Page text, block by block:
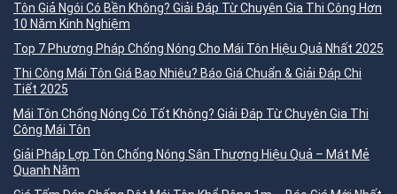
Tôn Giả Ngói Có Bền Không? Giải Đáp Từ Chuyên Gia Thi Công Hơn
10 Năm Kinh Nghiệm
Top 7 Phương Pháp Chống Nóng Cho Mái Tôn Hiệu Quả Nhất 2025
Thi Công Mái Tôn Giá Bao Nhiêu? Báo Giá Chuẩn & Giải Đáp Chi
Tiết 2025
Mái Tôn Chống Nóng Có Tốt Không? Giải Đáp Từ Chuyên Gia Thi
Công Mái Tôn
Giải Pháp Lợp Tôn Chống Nóng Sân Thượng Hiệu Quả – Mát Mẻ
Quanh Năm